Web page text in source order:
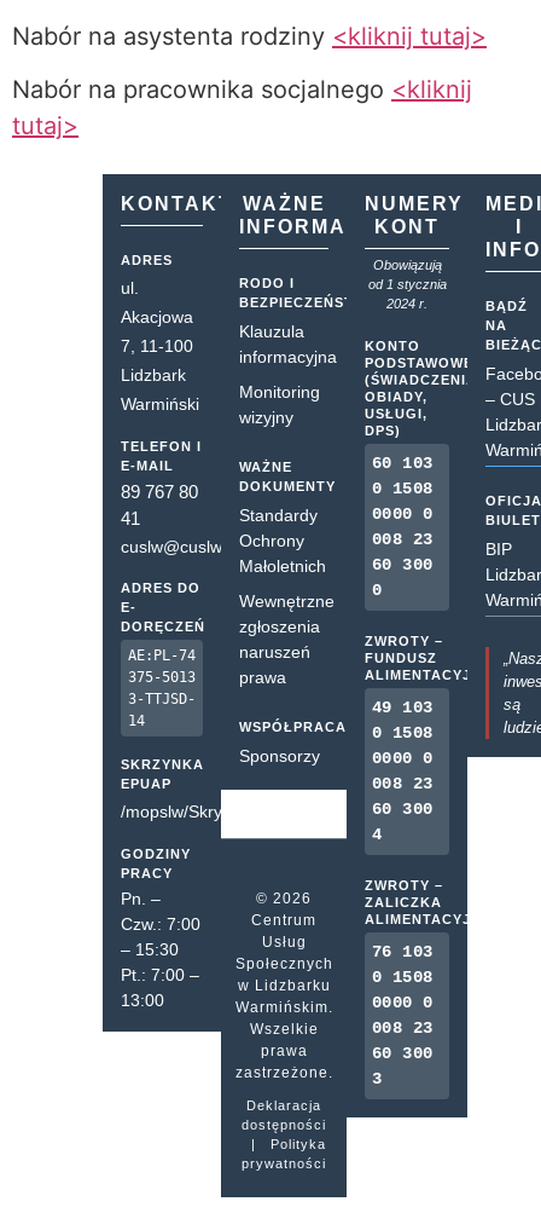
Nabór na asystenta rodziny <kliknij tutaj>
Nabór na pracownika socjalnego <kliknij
tutaj>
KONTAKT
ADRES
ul.
Akacjowa
7, 11-100
Lidzbark
Warmiński
TELEFON I
E-MAIL
89 767 80
41
cuslw@cuslw.pl
ADRES DO
E-
DORĘCZEŃ
AE:PL-74
375-5013
3-TTJSD-
14
SKRZYNKA
EPUAP
/mopslw/SkrytkaESP
GODZINY
PRACY
Pn. –
Czw.: 7:00
– 15:30
Pt.: 7:00 –
13:00
WAŻNE
INFORMACJE
RODO I
BEZPIECZEŃSTWO
Klauzula
informacyjna
Monitoring
wizyjny
WAŻNE
DOKUMENTY
Standardy
Ochrony
Małoletnich
Wewnętrzne
zgłoszenia
naruszeń
prawa
WSPÓŁPRACA
Sponsorzy
© 2026
Centrum
Usług
Społecznych
w Lidzbarku
Warmińskim.
Wszelkie
prawa
zastrzeżone.
Deklaracja
dostępności
|
Polityka
prywatności
NUMERY
KONT
Obowiązują
od 1 stycznia
2024 r.
KONTO
PODSTAWOWE
(ŚWIADCZENIA,
OBIADY,
USŁUGI,
DPS)
60 103
0 1508
0000 0
008 23
60 300
0
ZWROTY –
FUNDUSZ
ALIMENTACYJNY
49 103
0 1508
0000 0
008 23
60 300
4
ZWROTY –
ZALICZKA
ALIMENTACYJNA
76 103
0 1508
0000 0
008 23
60 300
3
BĄDŹ
NA
– CUS
BIP
są